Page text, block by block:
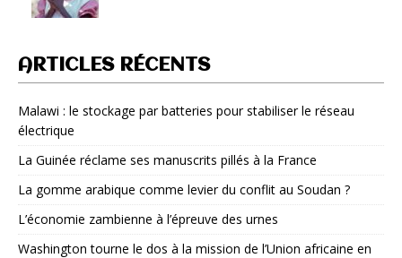
ARTICLES RÉCENTS
Malawi : le stockage par batteries pour stabiliser le réseau
électrique
La Guinée réclame ses manuscrits pillés à la France
La gomme arabique comme levier du conflit au Soudan ?
L’économie zambienne à l’épreuve des urnes
Washington tourne le dos à la mission de l’Union africaine en